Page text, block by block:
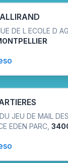
DE L ECOLE D
JEU DE MAIL
EDEN PARC